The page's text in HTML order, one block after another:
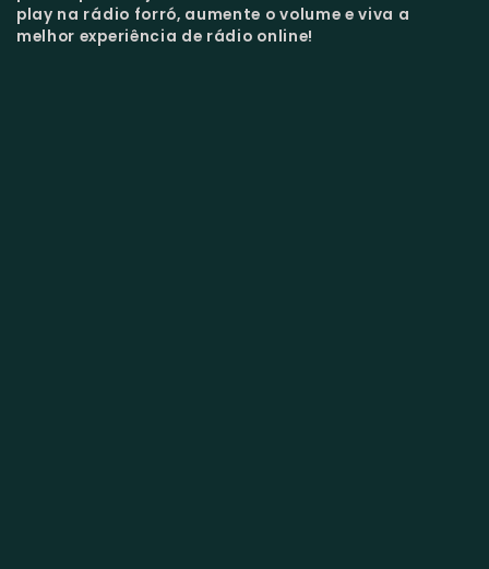
play na rádio forró, aumente o volume e viva a
melhor experiência de rádio online!